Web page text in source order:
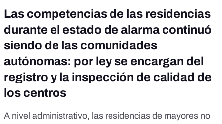
Las competencias de las residencias
durante el estado de alarma continuó
siendo de las comunidades
autónomas: por ley se encargan del
registro y la inspección de calidad de
los centros
A nivel administrativo, las residencias de mayores no